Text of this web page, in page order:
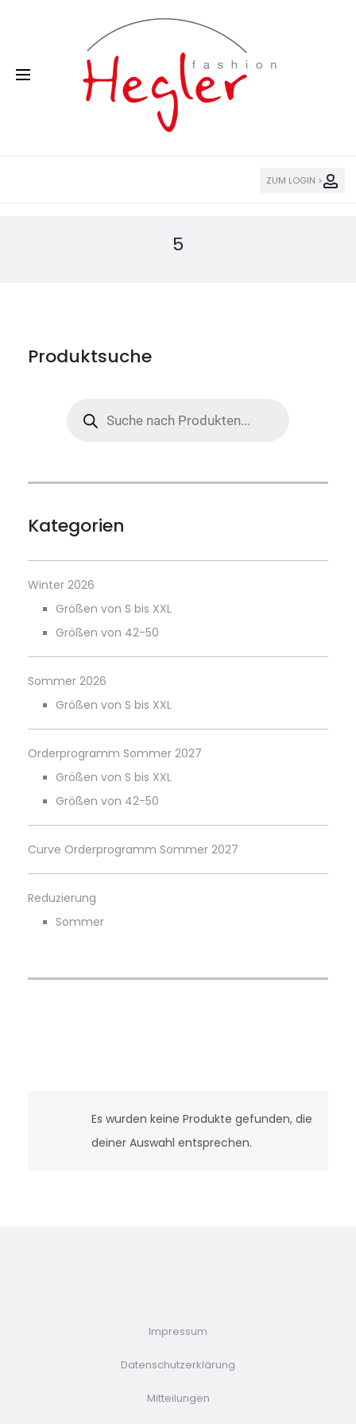
ZUM LOGIN >
5
Es wurden keine Produkte gefunden, die
deiner Auswahl entsprechen.
Produktsuche
search
Kategorien
Winter 2026
Größen von S bis XXL
Größen von 42-50
Sommer 2026
Größen von S bis XXL
Orderprogramm Sommer 2027
Größen von S bis XXL
Größen von 42-50
Curve Orderprogramm Sommer 2027
Reduzierung
Sommer
Impressum
Datenschutzerklärung
Mitteilungen